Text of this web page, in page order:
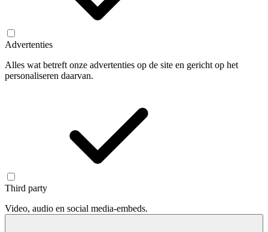
Advertenties
Alles wat betreft onze advertenties op de site en gericht op het
personaliseren daarvan.
Third party
Video, audio en social media-embeds.